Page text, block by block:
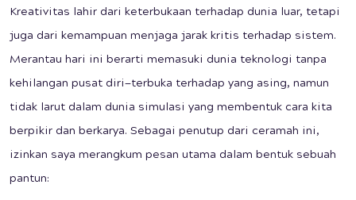
Kreativitas lahir dari keterbukaan terhadap dunia luar, tetapi
juga dari kemampuan menjaga jarak kritis terhadap sistem.
Merantau hari ini berarti memasuki dunia teknologi tanpa
kehilangan pusat diri—terbuka terhadap yang asing, namun
tidak larut dalam dunia simulasi yang membentuk cara kita
berpikir dan berkarya. Sebagai penutup dari ceramah ini,
izinkan saya merangkum pesan utama dalam bentuk sebuah
pantun: